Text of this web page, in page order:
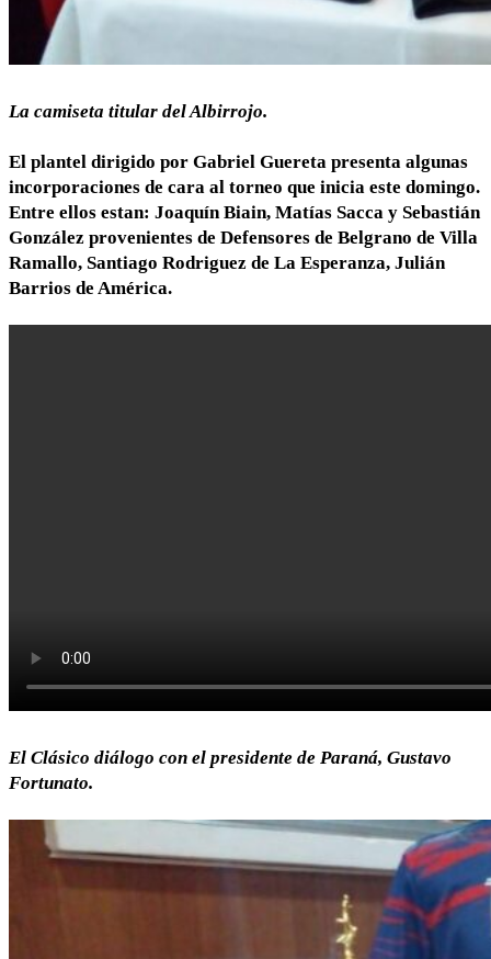
La camiseta titular del Albirrojo.
El plantel dirigido por Gabriel Guereta presenta algunas
incorporaciones de cara al torneo que inicia este domingo.
Entre ellos estan: Joaquín Biain, Matías Sacca y Sebastián
González provenientes de Defensores de Belgrano de Villa
Ramallo, Santiago Rodriguez de La Esperanza, Julián
Barrios de América.
El Clásico diálogo con el presidente de Paraná, Gustavo
Fortunato.